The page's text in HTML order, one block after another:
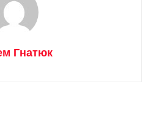
Гнатюк